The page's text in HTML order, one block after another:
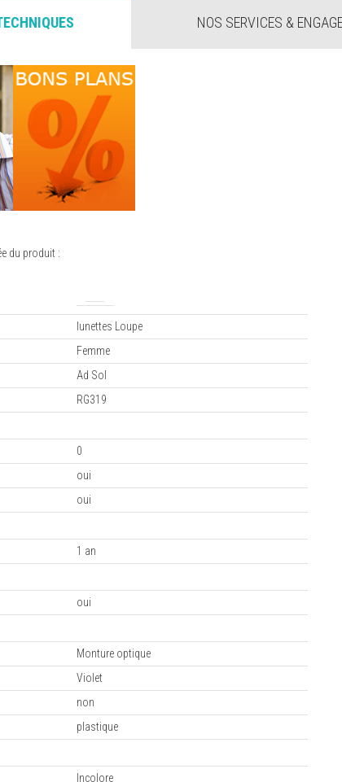
NOS SERVICES &
du produit :
lunettes Loupe
Femme
Ad Sol
RG319
0
oui
oui
1 an
oui
Monture optique
Violet
non
plastique
Incolore